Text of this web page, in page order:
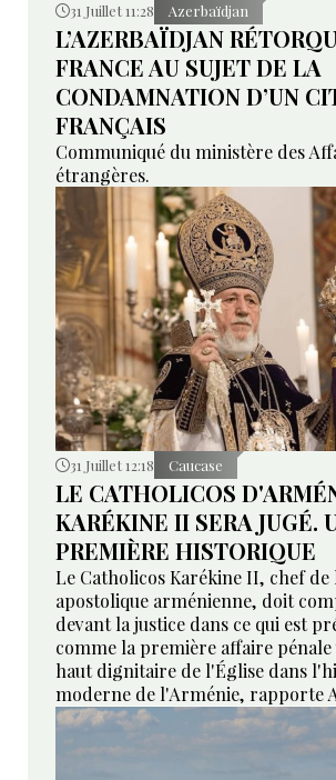
31 Juillet 11:28 Azerbaïdjan
L’AZERBAÏDJAN
FRANCE AU SUJET DE LA
CONDAMNATION D’UN
FRANÇAIS
Communiqué du ministère des
étrangères.
31 Juillet 12:18 Caucase
LE CATHOLICOS
KARÉKINE II SERA JUGÉ.
PREMIÈRE HISTORIQUE
Le Catholicos Karékine II, chef de
apostolique arménienne, doit
devant la justice dans ce qui est
comme la première affaire
haut dignitaire de l'Église dans
moderne de l'Arménie, rapporte